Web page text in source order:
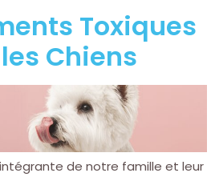
Toxiques
Chiens
de notre famille et leur